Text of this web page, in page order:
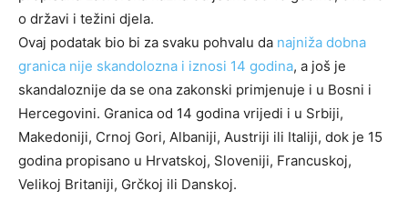
o državi i težini djela.
Ovaj podatak bio bi za svaku pohvalu da najniža dobna
granica nije skandolozna i iznosi 14 godina, a još je
skandaloznije da se ona zakonski primjenuje i u Bosni i
Hercegovini. Granica od 14 godina vrijedi i u Srbiji,
Makedoniji, Crnoj Gori, Albaniji, Austriji ili Italiji, dok je 15
godina propisano u Hrvatskoj, Sloveniji, Francuskoj,
Velikoj Britaniji, Grčkoj ili Danskoj.